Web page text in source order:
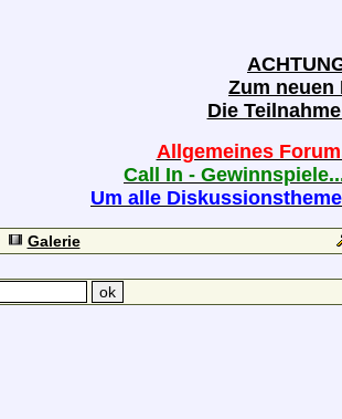
Zum neuen
Die
Allgemeines
Call In -
Um alle
Galerie